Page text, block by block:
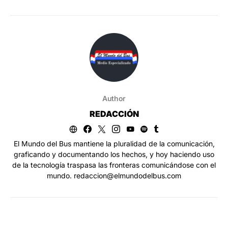
Author
REDACCIÓN
El Mundo del Bus mantiene la pluralidad de la comunicación,
graficando y documentando los hechos, y hoy haciendo uso
de la tecnología traspasa las fronteras comunicándose con el
mundo. redaccion@elmundodelbus.com